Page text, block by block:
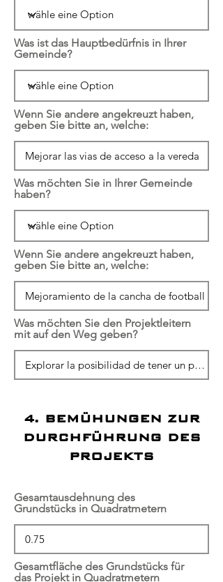
Was ist das Hauptbedürfnis in Ihrer
Gemeinde?
Wenn Sie andere angekreuzt haben,
geben Sie bitte an, welche:
Was möchten Sie in Ihrer Gemeinde
haben?
Wenn Sie andere angekreuzt haben,
geben Sie bitte an, welche:
Was möchten Sie den Projektleitern
mit auf den Weg geben?
4. BEMÜHUNGEN ZUR
DURCHFÜHRUNG DES
PROJEKTS
Gesamtausdehnung des
Grundstücks in Quadratmetern
Gesamtfläche des Grundstücks für
das Projekt in Quadratmetern